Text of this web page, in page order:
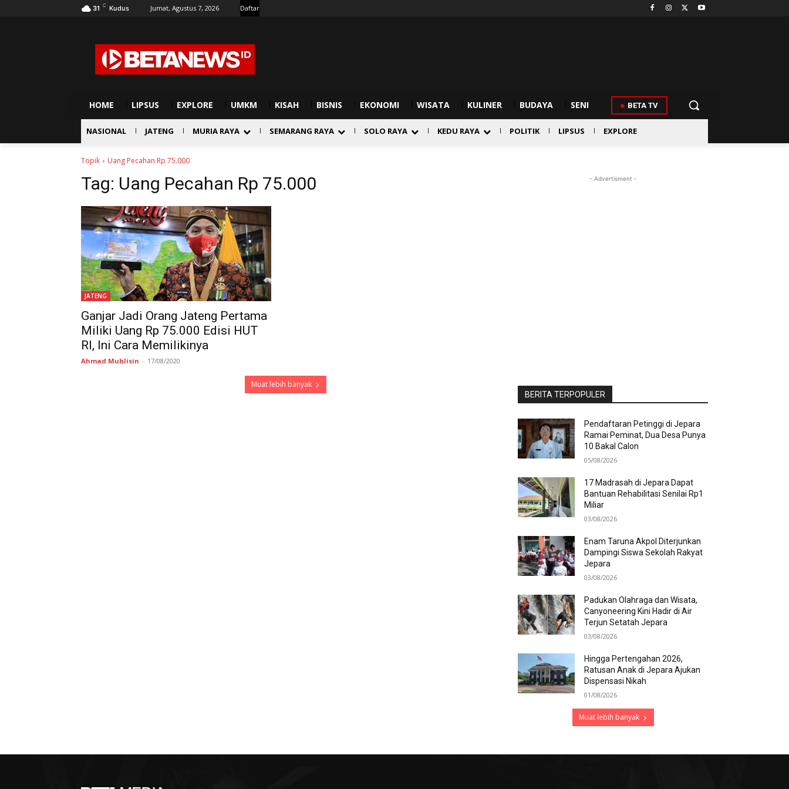
31 C Kudus Jumat, Agustus 7, 2026 Daftar
HOME LIPSUS EXPLORE UMKM KISAH BISNIS EKONOMI WISATA KULINER BUDAYA SENI BETA TV
NASIONAL JATENG MURIA RAYA SEMARANG RAYA SOLO RAYA KEDU RAYA POLITIK LIPSUS EXPLORE
Topik Uang Pecahan Rp 75.000
Tag: Uang Pecahan Rp 75.000
JATENG
Ganjar Jadi Orang Jateng Pertama
Miliki Uang Rp 75.000 Edisi HUT
RI, Ini Cara Memilikinya
Ahmad Muhlisin - 17/08/2020
Muat lebih banyak
- Advertisment -
BERITA TERPOPULER
Pendaftaran Petinggi di Jepara
Ramai Peminat, Dua Desa Punya
10 Bakal Calon
05/08/2026
17 Madrasah di Jepara Dapat
Bantuan Rehabilitasi Senilai Rp1
Miliar
03/08/2026
Enam Taruna Akpol Diterjunkan
Dampingi Siswa Sekolah Rakyat
Jepara
03/08/2026
Padukan Olahraga dan Wisata,
Canyoneering Kini Hadir di Air
Terjun Setatah Jepara
03/08/2026
Hingga Pertengahan 2026,
Ratusan Anak di Jepara Ajukan
Dispensasi Nikah
01/08/2026
Muat lebih banyak